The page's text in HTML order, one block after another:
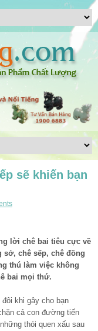
sẽ khiến bạn
lời chê bai tiêu cực về
chê sếp, chê đồng
thú làm việc không
bai mọi thứ.
khi gây cho bạn
cả con đường tiến
thói quen xấu sau